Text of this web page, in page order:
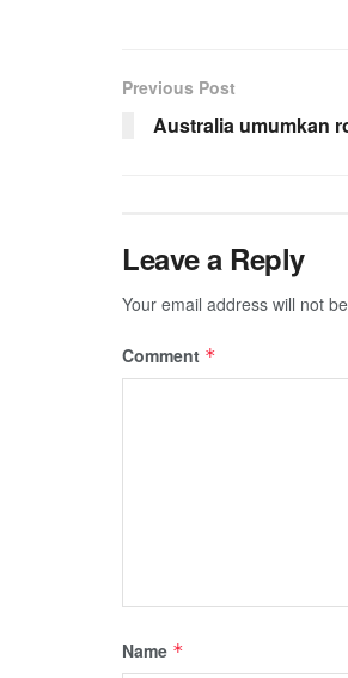
Previous Post
Australia umumkan
Leave a Reply
Your email address will not
Comment *
Name *